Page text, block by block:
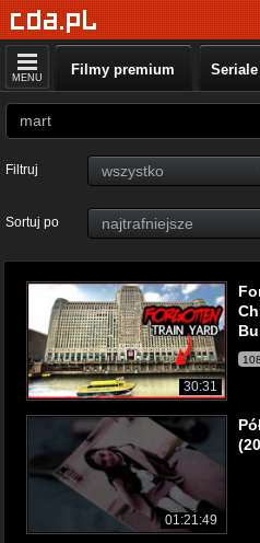
MENU Filmy premium
Filtruj
Sortuj po
30:31
01:21:49